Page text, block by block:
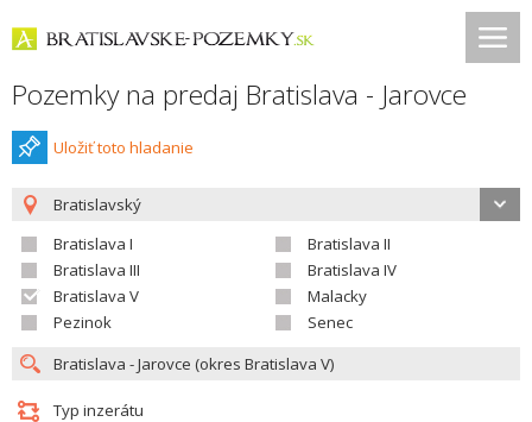
Pozemky na predaj Bratislava - Jarovce
Uložiť toto hladanie
Bratislavský
Bratislava I
Bratislava II
Bratislava III
Bratislava IV
Bratislava V
Malacky
Pezinok
Senec
Typ inzerátu